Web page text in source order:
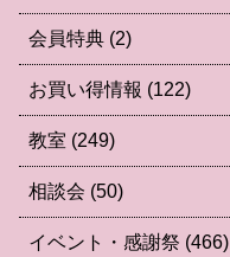
会員特典 (2)
お買い得情報 (122)
教室 (249)
相談会 (50)
イベント・感謝祭 (466)